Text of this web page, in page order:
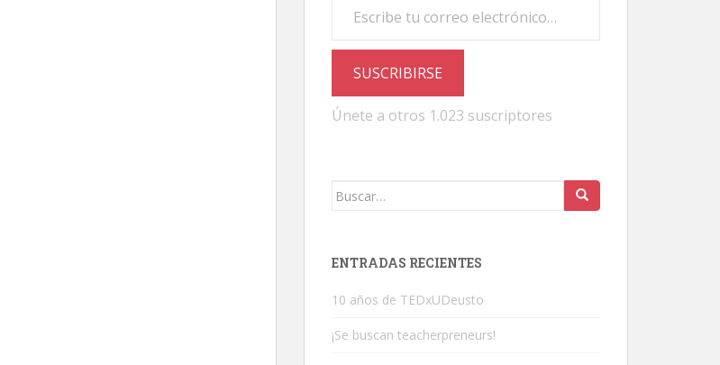
SUSCRIBIRSE
Únete a otros 1.023 suscriptores
Buscar:
ENTRADAS RECIENTES
10 años de TEDxUDeusto
¡Se buscan teacherpreneurs!